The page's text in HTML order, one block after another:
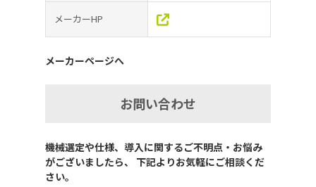
メーカーHP
メーカーページへ
お問い合わせ
機械選定や仕様、導入に関するご不明点・お悩み
がございましたら、 下記よりお気軽にご相談くだ
さい。